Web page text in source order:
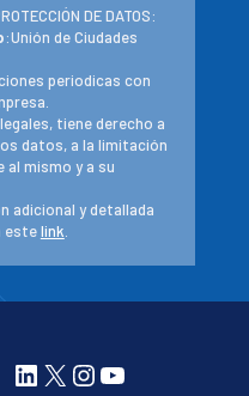
DE DATOS:
:Unión de Ciudades
periodicas con
tiene derecho a
datos, a la limitación
mismo y a su
adicional y detallada
estelink
LinkedIn
X Instagram
YouTube